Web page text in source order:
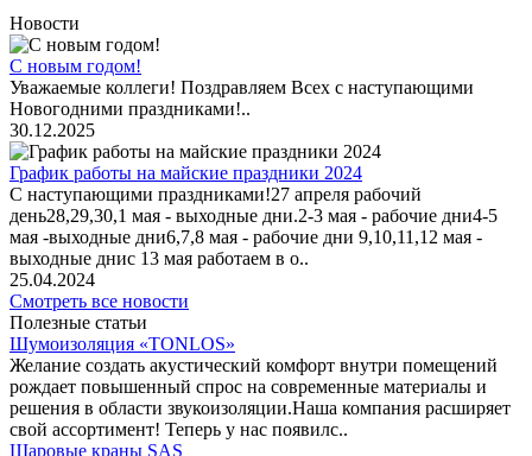
Новости
С новым годом!
Уважаемые коллеги! Поздравляем Всех с наступающими
Новогодними праздниками!..
30.12.2025
График работы на майские праздники 2024
С наступающими праздниками!27 апреля рабочий
день28,29,30,1 мая - выходные дни.2-3 мая - рабочие дни4-5
мая -выходные дни6,7,8 мая - рабочие дни 9,10,11,12 мая -
выходные днис 13 мая работаем в о..
25.04.2024
Смотреть все новости
Полезные статьи
Шумоизоляция «TONLOS»
Желание создать акустический комфорт внутри помещений
рождает повышенный спрос на современные материалы и
решения в области звукоизоляции.Наша компания расширяет
свой ассортимент! Теперь у нас появилс..
Шаровые краны SAS